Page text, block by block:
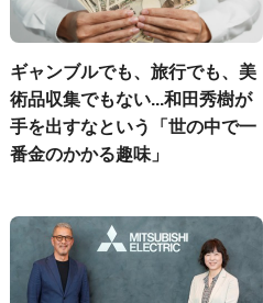
ギャンブルでも、旅行でも、美
術品収集でもない...和田秀樹が
手を出すなという「世の中で一
番金のかかる趣味」